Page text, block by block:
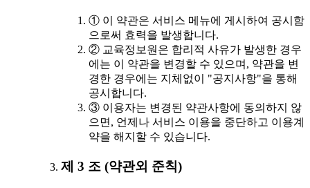
① 이 약관은 서비스 메뉴에 게시하여 공시함
으로써 효력을 발생합니다.
② 교육정보원은 합리적 사유가 발생한 경우
에는 이 약관을 변경할 수 있으며, 약관을 변
경한 경우에는 지체없이 "공지사항"을 통해
공시합니다.
③ 이용자는 변경된 약관사항에 동의하지 않
으면, 언제나 서비스 이용을 중단하고 이용계
약을 해지할 수 있습니다.
제 3 조 (약관외 준칙)